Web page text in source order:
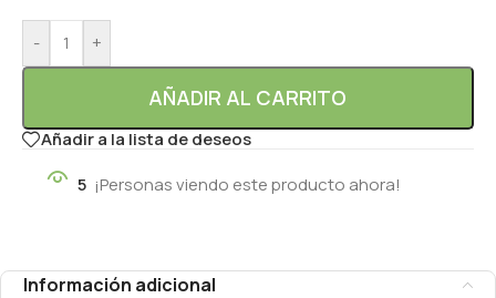
- +
AÑADIR AL CARRITO
Añadir a la lista de deseos
5 ¡Personas viendo este producto ahora!
Información adicional